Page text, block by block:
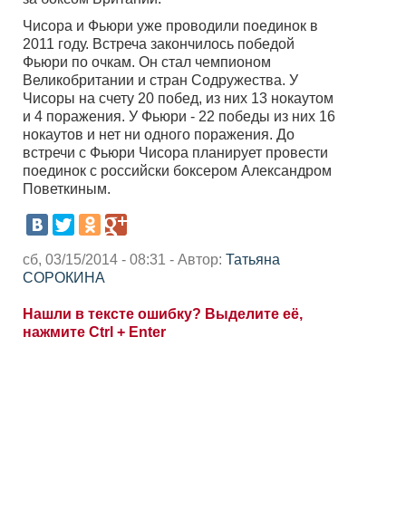
Чисора и Фьюри уже проводили поединок в
2011 году. Встреча закончилось победой
Фьюри по очкам. Он стал чемпионом
Великобритании и стран Содружества. У
Чисоры на счету 20 побед, из них 13 нокаутом
и 4 поражения. У Фьюри - 22 победы из них 16
нокаутов и нет ни одного поражения. До
встречи с Фьюри Чисора планирует провести
поединок с российски боксером Александром
Поветкиным.
сб, 03/15/2014 - 08:31 - Автор: Татьяна
СОРОКИНА
Нашли в тексте ошибку? Выделите её,
нажмите Ctrl + Enter